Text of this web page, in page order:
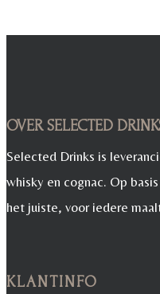
OVER SELECTED
Selected Drinks is
whisky en cognac. Op
het juiste, voor iedere
KLANTINFO